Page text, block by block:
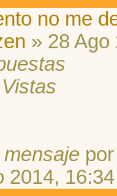
no me
» 28 Ago
Vistas
2014, 16:34